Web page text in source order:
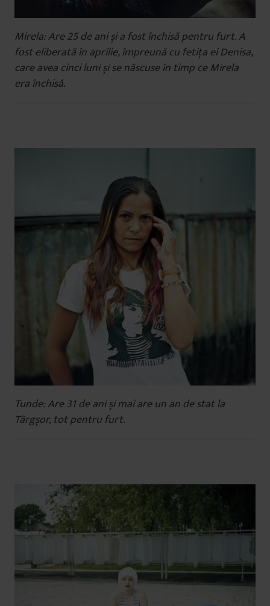
Mirela: Are 25 de ani și a fost închisă pentru furt. A
fost eliberată în aprilie, împreună cu fetița ei Denisa,
care avea cinci luni și se născuse în timp ce Mirela
era închisă.
Tunde: Are 31 de ani și mai are un an de stat la
Târgșor, tot pentru furt.